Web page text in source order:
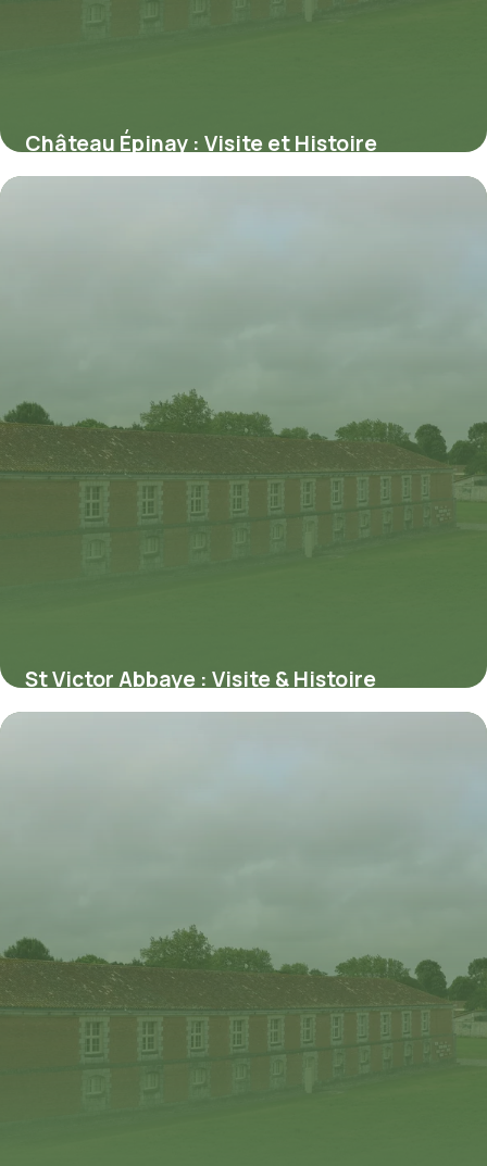
Château Épinay : Visite et Histoire
4 juin 2026
St Victor Abbaye : Visite & Histoire
Marseille